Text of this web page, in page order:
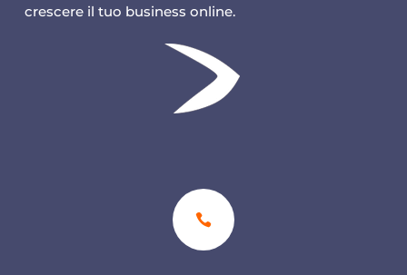
crescere il tuo business online.
